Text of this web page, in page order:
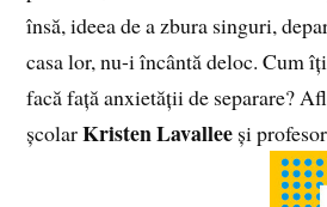
însă, ideea de a zbura singuri,
casa lor, nu-i încântă deloc. Cum
facă față anxietății de separare?
școlarKristen Lavallee și